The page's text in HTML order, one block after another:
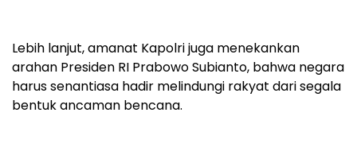
Lebih lanjut, amanat Kapolri juga menekankan
arahan Presiden RI Prabowo Subianto, bahwa negara
harus senantiasa hadir melindungi rakyat dari segala
bentuk ancaman bencana.